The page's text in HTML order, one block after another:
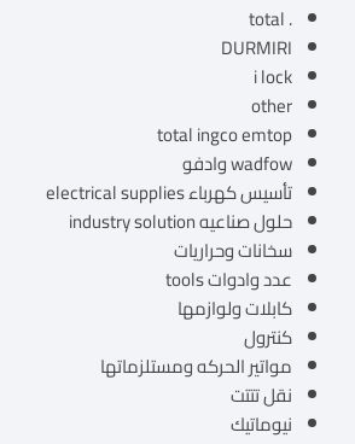
. total
DURMIRI
i lock
other
total ingco emtop
wadfow وادفو
تأسيس كهرباء electrical supplies
حلول صناعيه industry solution
سخانات وحراريات
عدد وادوات tools
كابلات ولوازمها
كنترول
مواتير الحركه ومستلزماتها
نقل تتتت
نيوماتيك